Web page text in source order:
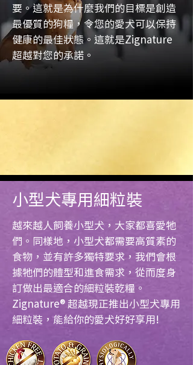
要。這就是為什麼我們的目標是創造
最優質的狗糧，令您的愛犬可以保持
健康的最佳狀態。這就是Zignature
超越對您的承諾。
小型犬專用細粒裝
越來越人飼養小型犬，大家都喜愛牠
們。同樣地，小型犬都需要高質素的
食物，並有許多獨特要求，我們會根
據牠們的體型和進食需求，從而度身
訂做出最適合的細粒裝乾糧。
Zignature® 超越現正推出小型犬專用
細粒裝，能給你的愛犬好好享用!